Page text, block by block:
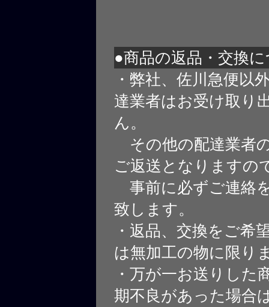
●商品の返品・交換
・弊社、佐川急便以
達業者はお受け取り
ん。
その他の配達業者
ご返送となりますの
事前に必ずご連絡
致します。
・返品、交換をご希
は無加工の物に限り
・万が一お送りした
期不良があった場合